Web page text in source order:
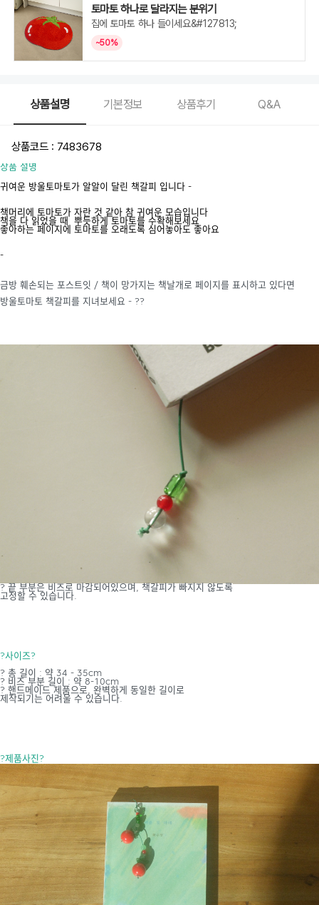
토마토 하나로 달라지는 분위기
집에 토마토 하나 들이세요&#127813;
~50%
상품설명 기본정보 상품후기 Q&A
상품코드 : 7483678
상품 설명
귀여운 방울토마토가 알알이 달린 책갈피 입니다 -
책머리에 토마토가 자란 것 같아 참 귀여운 모습입니다
책을 다 읽었을 때 뿌듯하게 토마토를 수확해보세요
좋아하는 페이지에 토마토를 오래도록 심어놓아도 좋아요
-
금방 훼손되는 포스트잇 / 책이 망가지는 책날개로 페이지를 표시하고 있다면
방울토마토 책갈피를 지녀보세요 - ??
? 끝 부분은 비즈로 마감되어있으며, 책갈피가 빠지지 않도록
고정할 수 있습니다.
?사이즈?
? 총 길이 : 약 34 - 35cm
? 비즈 부분 길이 : 약 8-10cm
? 핸드메이드 제품으로, 완벽하게 동일한 길이로
제작되기는 어려울 수 있습니다.
?제품사진?